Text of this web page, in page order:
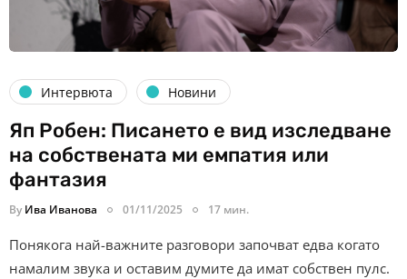
Интервюта Новини
Яп Робен: Писането е вид изследване
на собствената ми емпатия или
фантазия
By Ива Иванова 01/11/2025 17 мин.
Понякога най-важните разговори започват едва когато
намалим звука и оставим думите да имат собствен пулс.